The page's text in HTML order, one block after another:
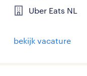
Uber Eats NL
bekijk vacature